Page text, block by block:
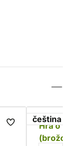
čeština
Hra o